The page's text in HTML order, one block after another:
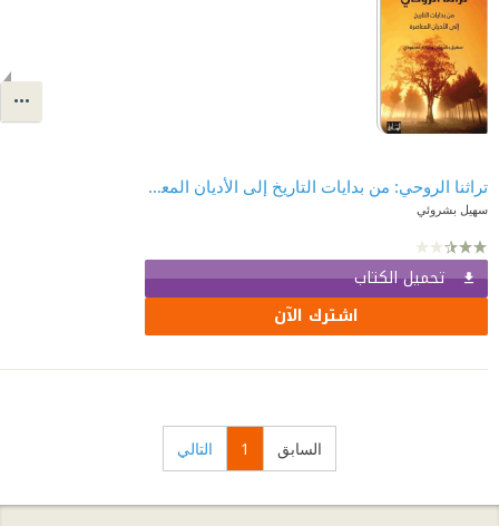
تراثنا الروحي: من بدايات التاريخ إلى الأديان المعاصرة
سهيل بشروئي
تحميل الكتاب
اشترك الآن
السابق 1 التالي